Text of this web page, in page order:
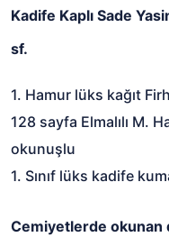
Kadife Kaplı Sade
sf.
1. Hamur lüks kağıt
128 sayfa Elmalılı M.
okunuşlu
1. Sınıf lüks kadife
Cemiyetlerde okunan